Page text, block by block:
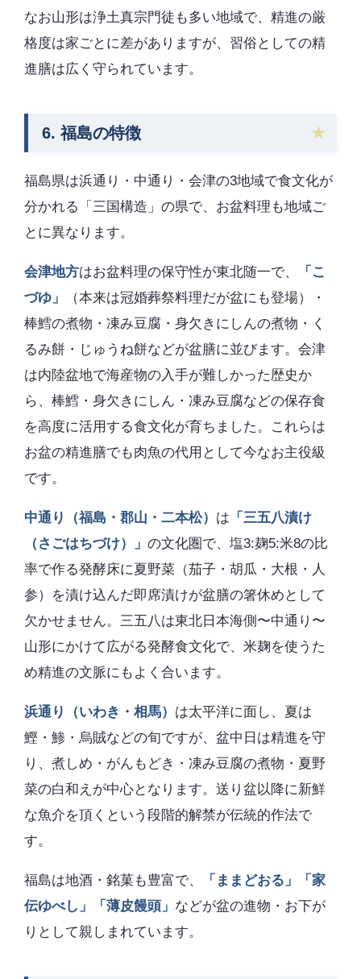
なお山形は浄土真宗門徒も多い地域で、精進の厳
格度は家ごとに差がありますが、習俗としての精
進膳は広く守られています。
6. 福島の特徴
福島県は浜通り・中通り・会津の3地域で食文化が
分かれる「三国構造」の県で、お盆料理も地域ご
とに異なります。
会津地方はお盆料理の保守性が東北随一で、
「こ
づゆ」
（本来は冠婚葬祭料理だが盆にも登場）・
棒鱈の煮物・凍み豆腐・身欠きにしんの煮物・く
るみ餅・じゅうね餅などが盆膳に並びます。会津
は内陸盆地で海産物の入手が難しかった歴史か
ら、棒鱈・身欠きにしん・凍み豆腐などの保存食
を高度に活用する食文化が育ちました。これらは
お盆の精進膳でも肉魚の代用として今なお主役級
です。
中通り（福島・郡山・二本松） は 「三五八漬け
（さごはちづけ）」 の文化圏で、塩3:麹5:米8の比
率で作る発酵床に夏野菜（茄子・胡瓜・大根・人
参）を漬け込んだ即席漬けが盆膳の箸休めとして
欠かせません。三五八は東北日本海側〜中通り〜
山形にかけて広がる発酵食文化で、米麹を使うた
め精進の文脈にもよく合います。
浜通り（いわき・相馬） は太平洋に面し、夏は
鰹・鯵・烏賊などの旬ですが、盆中日は精進を守
り、煮しめ・がんもどき・凍み豆腐の煮物・夏野
菜の白和えが中心となります。送り盆以降に新鮮
な魚介を頂くという段階的解禁が伝統的作法で
す。
福島は地酒・銘菓も豊富で、
「ままどおる」「家
伝ゆべし」「薄皮饅頭」 などが盆の進物・お下が
りとして親しまれています。